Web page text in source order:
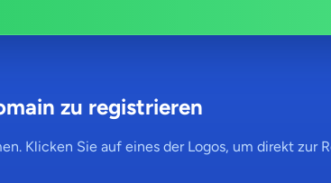
zu registrieren
Klicken Sie auf eines der Logos, um direkt zur